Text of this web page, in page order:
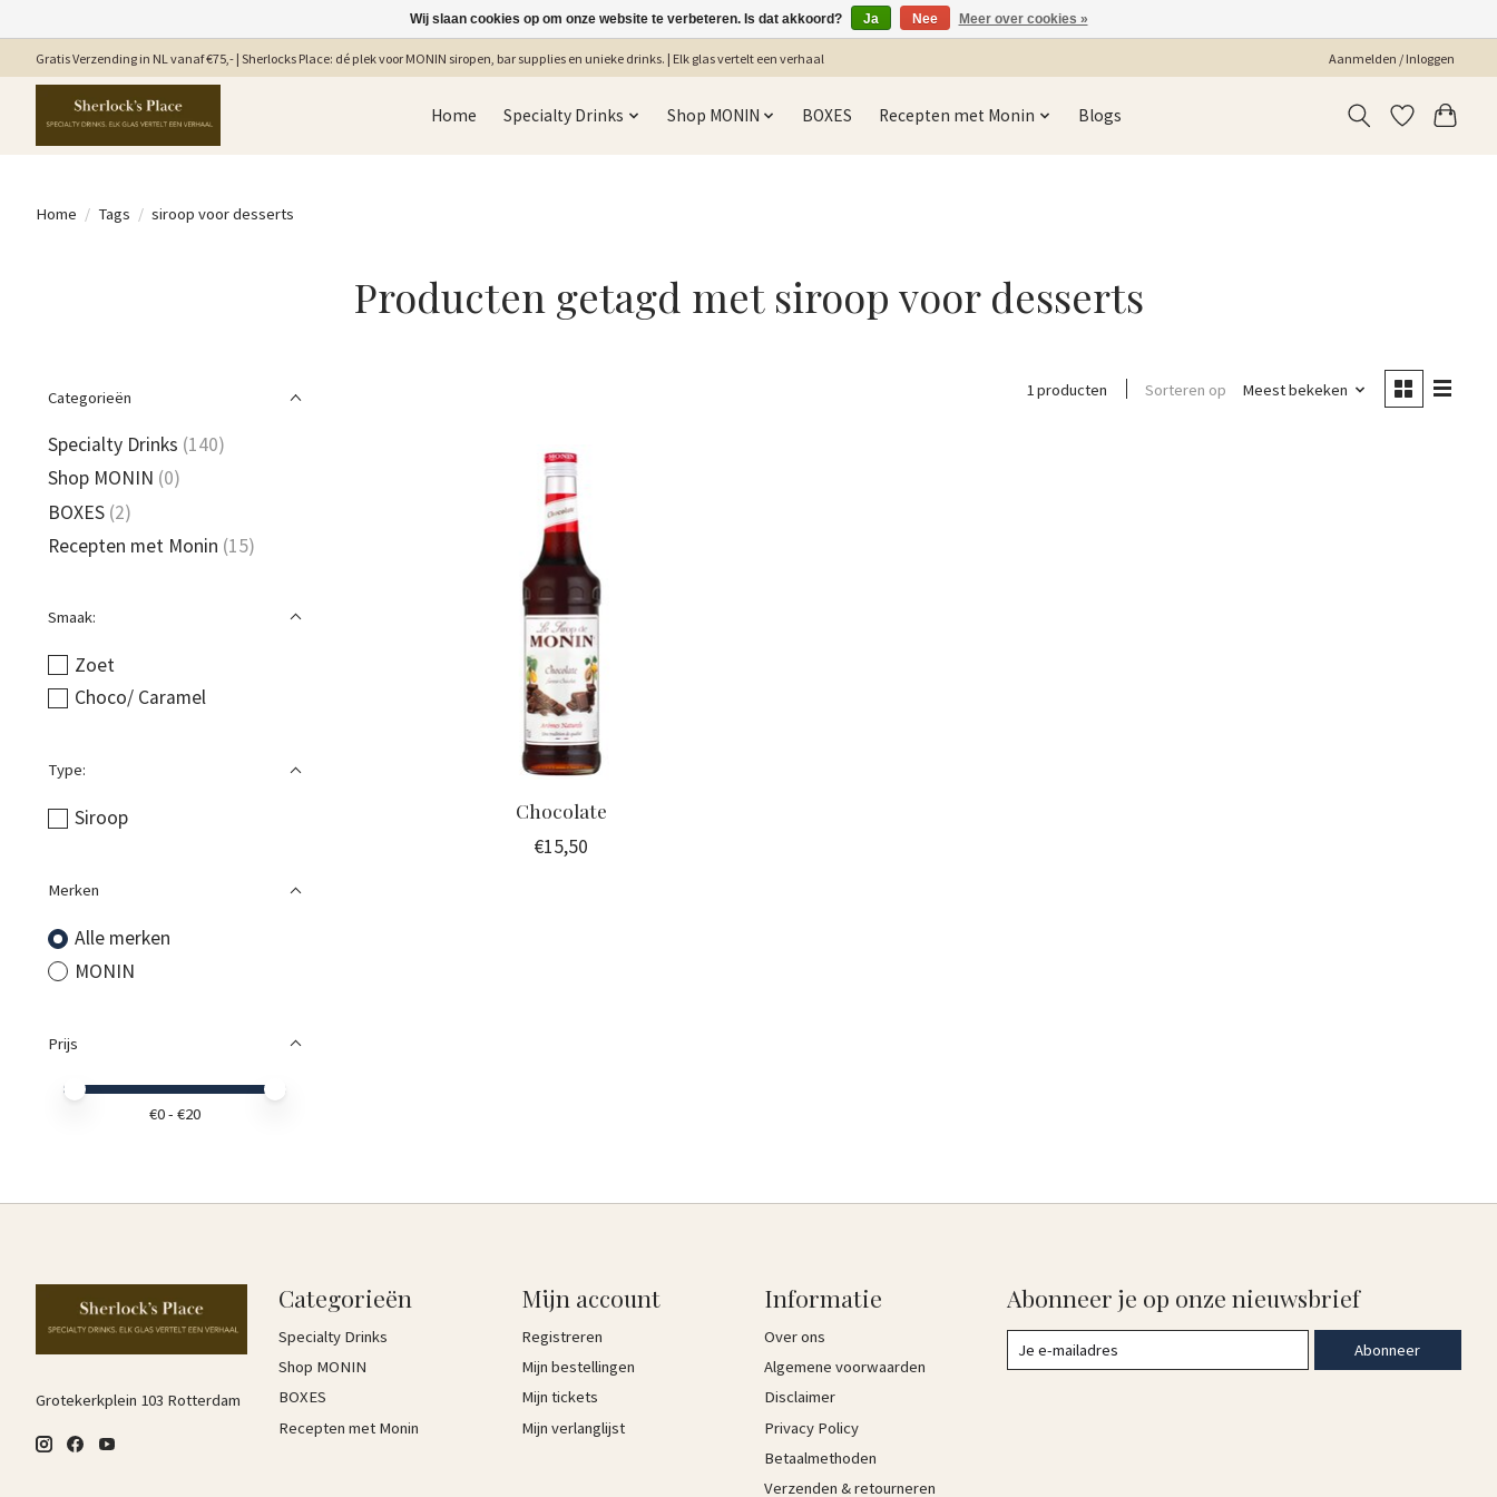
Gratis Verzending in NL vanaf €75,- | Sherlocks Place: dé plek voor MONIN siropen, bar supplies en unieke drinks. | Elk glas vertelt een verhaal Aanmelden / Inloggen
Home Specialty Drinks Shop MONIN BOXES Recepten met Monin Blogs
Home / Tags / siroop voor desserts
Producten getagd met siroop voor desserts
Categorieën
Specialty Drinks (140)
Shop MONIN (0)
BOXES (2)
Recepten met Monin (15)
Smaak:
Zoet
Choco/ Caramel
Type:
Siroop
Merken
Alle merken
MONIN
Prijs
Minimale prijswaarde
Price maximum value
€0- €20
1 producten Sorteren op Meest bekeken
Chocolate
€15,50
Grotekerkplein 103 Rotterdam
Categorieën
Specialty Drinks
Shop MONIN
BOXES
Recepten met Monin
Mijn account
Registreren
Mijn bestellingen
Mijn tickets
Mijn verlanglijst
Informatie
Over ons
Algemene voorwaarden
Disclaimer
Privacy Policy
Betaalmethoden
Verzenden & retourneren
Abonneer je op onze nieuwsbrief
Abonneer
Wij slaan cookies op om onze website te verbeteren. Is dat akkoord? Ja Nee Meer over cookies »